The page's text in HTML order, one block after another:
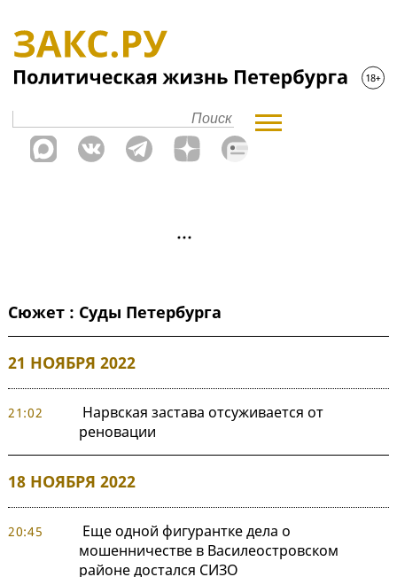
Сюжет : Суды Петербурга
21 НОЯБРЯ 2022
21:02
Нарвская застава отсуживается от
реновации
18 НОЯБРЯ 2022
20:45
Еще одной фигурантке дела о
мошенничестве в Василеостровском
районе достался СИЗО